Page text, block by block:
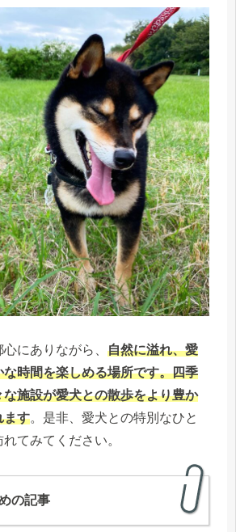
にありながら、 自然に溢れ、愛
時間を楽しめる場所です。四季
施設が愛犬との散歩をより豊か
ます。是非、愛犬との特別なひと
てみてください。
の記事